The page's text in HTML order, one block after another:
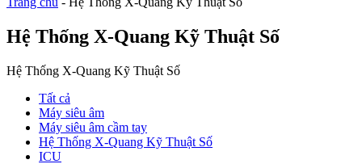
Hệ Thống X-Quang Kỹ Thuật Số
Hệ Thống X-Quang Kỹ Thuật Số
Tất cả
Máy siêu âm
Máy siêu âm cầm tay
Hệ Thống X-Quang Kỹ Thuật Số
ICU